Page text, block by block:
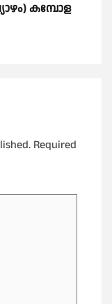
കമ്പോള
Required